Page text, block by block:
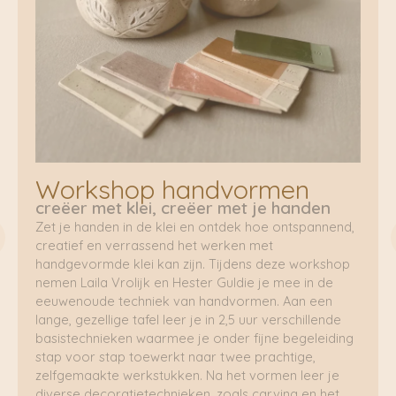
Workshop handvormen
creëer met klei, creëer met je handen
Zet je handen in de klei en ontdek hoe ontspannend,
creatief en verrassend het werken met
handgevormde klei kan zijn. Tijdens deze workshop
nemen Laila Vrolijk en Hester Guldie je mee in de
eeuwenoude techniek van handvormen. Aan een
lange, gezellige tafel leer je in 2,5 uur verschillende
basistechnieken waarmee je onder fijne begeleiding
stap voor stap toewerkt naar twee prachtige,
zelfgemaakte werkstukken. Na het vormen leer je